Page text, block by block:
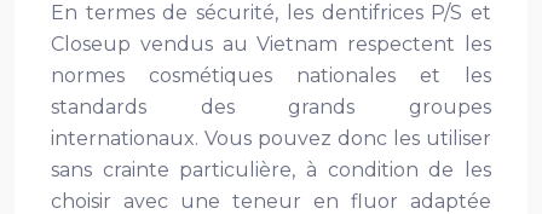
En termes de sécurité, les dentifrices P/S et
Closeup vendus au Vietnam respectent les
normes cosmétiques nationales et les
standards des grands groupes
internationaux. Vous pouvez donc les utiliser
sans crainte particulière, à condition de les
choisir avec une teneur en fluor adaptée